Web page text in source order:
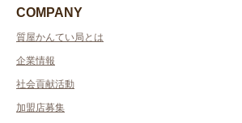
COMPANY
質屋かんてい局とは
企業情報
社会貢献活動
加盟店募集